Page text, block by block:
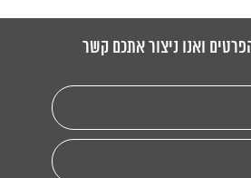
ואנו ניצור אתכם קשר